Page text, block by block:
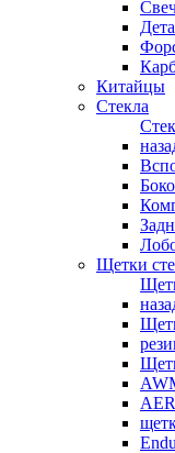
Китайцы
Стекла
Щетки